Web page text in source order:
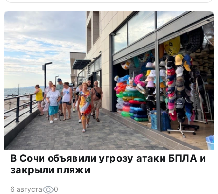
В Сочи объявили угрозу атаки БПЛА и
закрыли пляжи
6 августа 0